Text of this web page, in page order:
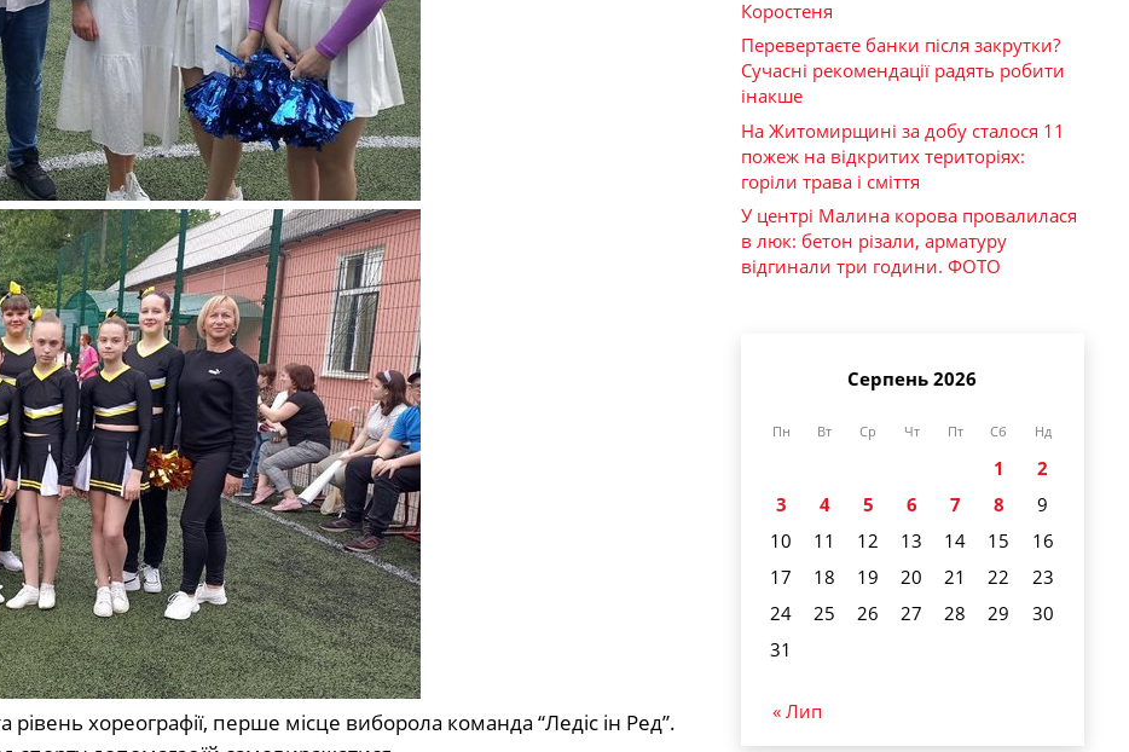
рівень хореографії, перше місце виборола команда “Ледіс ін Ред”.
Коростеня
Перевертаєте банки після закрутки?
Сучасні рекомендації радять робити
інакше
На Житомирщині за добу сталося 11
пожеж на відкритих територіях:
горіли трава і сміття
У центрі Малина корова провалилася
в люк: бетон різали, арматуру
відгинали три години. ФОТО
Серпень 2026
Пн Вт Ср Чт Пт Сб Нд
1
2
3
4 5 6 7 8
9
10
11 12 13 14 15
16
17
18 19 20 21 22
23
24
25 26 27 28 29
30
31
« Лип